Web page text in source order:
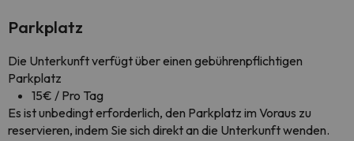
Parkplatz
Die Unterkunft verfügt über einen gebührenpflichtigen
Parkplatz
15€ / Pro Tag
Es ist unbedingt erforderlich, den Parkplatz im Voraus zu
reservieren, indem Sie sich direkt an die Unterkunft wenden.